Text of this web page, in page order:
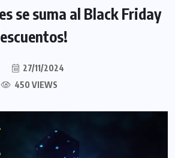
se suma al Black Friday
27/11/2024
450 VIEWS